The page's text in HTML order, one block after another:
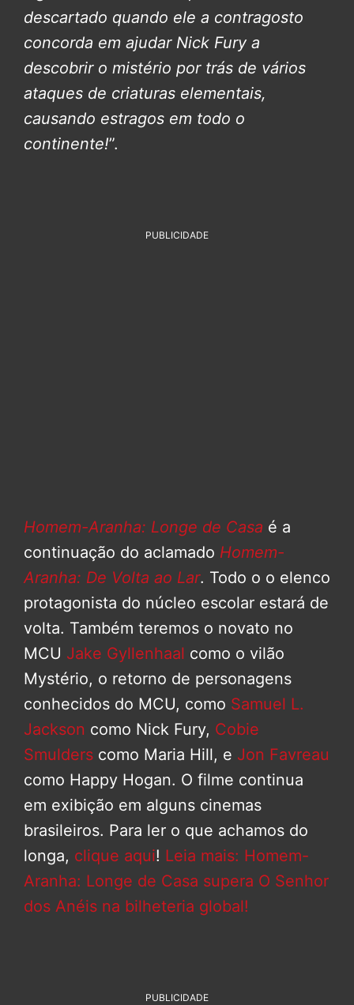
descartado quando ele a contragosto
concorda em ajudar Nick Fury a
descobrir o mistério por trás de vários
ataques de criaturas elementais,
causando estragos em todo o
continente!”.
PUBLICIDADE
Homem-Aranha: Longe de Casa é a
continuação do aclamado Homem-
Aranha: De Volta ao Lar. Todo o o elenco
protagonista do núcleo escolar estará de
volta. Também teremos o novato no
MCU Jake Gyllenhaal como o vilão
Mystério, o retorno de personagens
conhecidos do MCU, como Samuel L.
Jackson como Nick Fury, Cobie
Smulders como Maria Hill, e Jon Favreau
como Happy Hogan. O filme continua
em exibição em alguns cinemas
brasileiros. Para ler o que achamos do
longa, clique aqui! Leia mais: Homem-
Aranha: Longe de Casa supera O Senhor
dos Anéis na bilheteria global!
PUBLICIDADE